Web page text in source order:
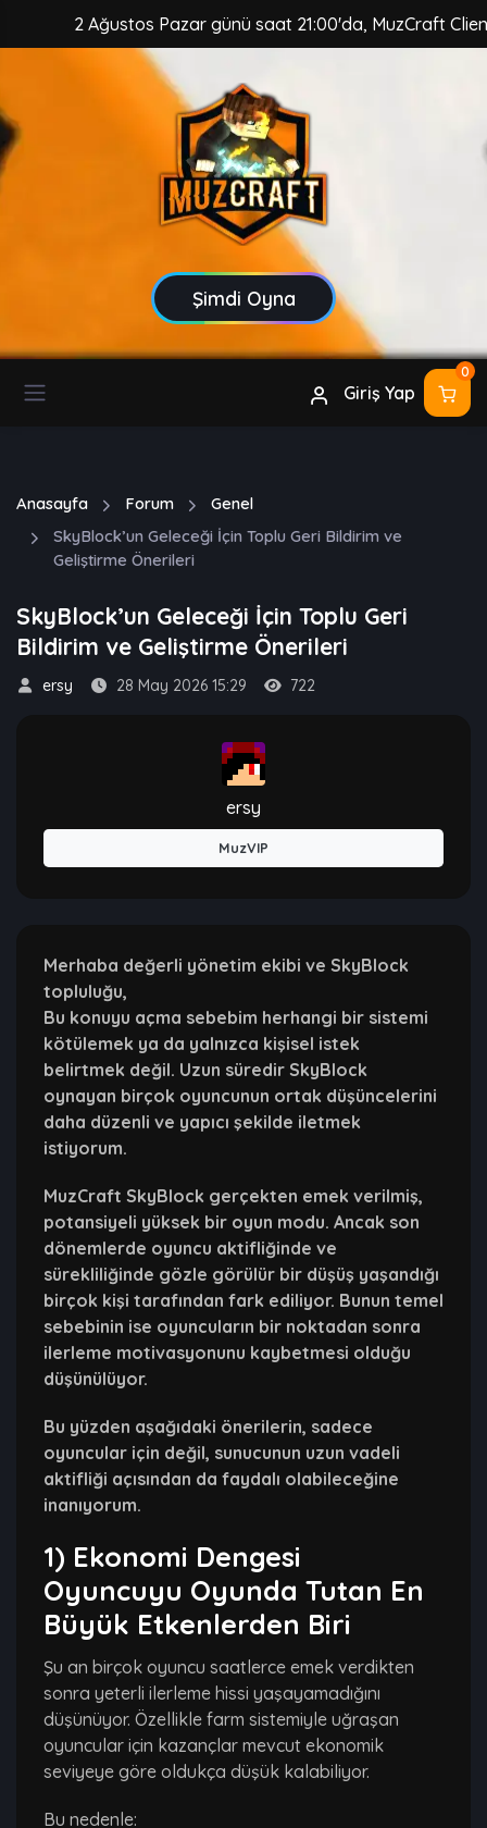
2 Ağustos Pazar günü saat 21:00'da, MuzCraft Client
Şimdi Oyna
Giriş Yap
0
Anasayfa Forum
Genel
SkyBlock’un Geleceği İçin Toplu Geri Bildirim ve
Geliştirme Önerileri
SkyBlock’un Geleceği İçin Toplu Geri
Bildirim ve Geliştirme Önerileri
ersy 28 May 2026 15:29 722
ersy
MuzVIP
Merhaba değerli yönetim ekibi ve SkyBlock
topluluğu,
Bu konuyu açma sebebim herhangi bir sistemi
kötülemek ya da yalnızca kişisel istek
belirtmek değil. Uzun süredir SkyBlock
oynayan birçok oyuncunun ortak düşüncelerini
daha düzenli ve yapıcı şekilde iletmek
istiyorum.
MuzCraft SkyBlock gerçekten emek verilmiş,
potansiyeli yüksek bir oyun modu. Ancak son
dönemlerde oyuncu aktifliğinde ve
sürekliliğinde gözle görülür bir düşüş yaşandığı
birçok kişi tarafından fark ediliyor. Bunun temel
sebebinin ise oyuncuların bir noktadan sonra
ilerleme motivasyonunu kaybetmesi olduğu
düşünülüyor.
Bu yüzden aşağıdaki önerilerin, sadece
oyuncular için değil, sunucunun uzun vadeli
aktifliği açısından da faydalı olabileceğine
inanıyorum.
1) Ekonomi Dengesi
Oyuncuyu Oyunda Tutan En
Büyük Etkenlerden Biri
Şu an birçok oyuncu saatlerce emek verdikten
sonra yeterli ilerleme hissi yaşayamadığını
düşünüyor. Özellikle farm sistemiyle uğraşan
oyuncular için kazançlar mevcut ekonomik
seviyeye göre oldukça düşük kalabiliyor.
Bu nedenle: